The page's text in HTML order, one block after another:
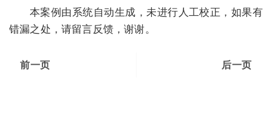
本案例由系统自动生成，未进行人工校正，如果有
错漏之处，请留言反馈，谢谢。
前一页 后一页